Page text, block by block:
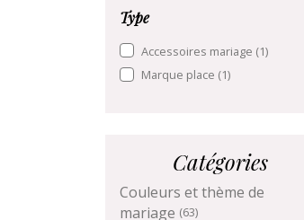
Type
Accessoires mariage (1)
Marque place (1)
Catégories
Couleurs et thème de
mariage (63)